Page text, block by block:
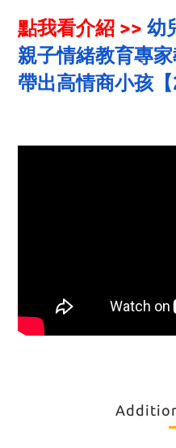
點我看介紹 >> 幼
親子情緒教育專
帶出高情商小孩【